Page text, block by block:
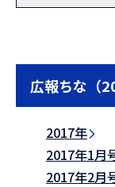
広報ちな（
2017年
2017年1月
2017年2月